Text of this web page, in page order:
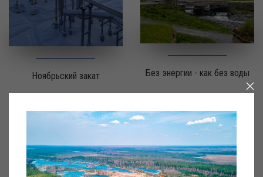
Ноябрьский закат Без энергии - как без воды